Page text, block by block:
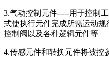
3.气动控制元件-----用于控制
式使执行元件完成所需运动
控制阀以及各种逻辑元件等
4.传感元件和转换元件将被控